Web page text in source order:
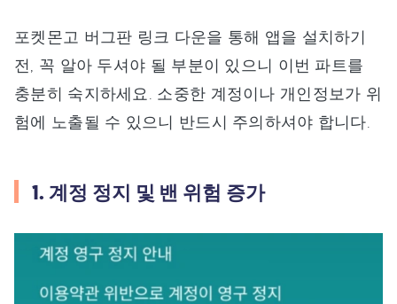
포켓몬고 버그판 링크 다운을 통해 앱을 설치하기
전, 꼭 알아 두셔야 될 부분이 있으니 이번 파트를
충분히 숙지하세요. 소중한 계정이나 개인정보가 위
험에 노출될 수 있으니 반드시 주의하셔야 합니다.
1. 계정 정지 및 밴 위험 증가